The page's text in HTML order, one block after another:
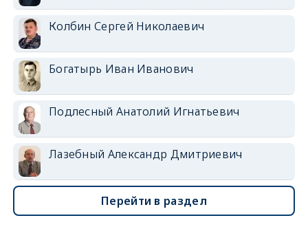
Колбин Сергей Николаевич
Богатырь Иван Иванович
Подлесный Анатолий Игнатьевич
Лазебный Александр Дмитриевич
Перейти в раздел